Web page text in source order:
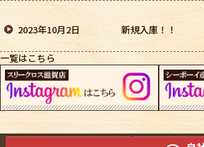
2023年10月2日 新規入庫！！
一覧はこちら